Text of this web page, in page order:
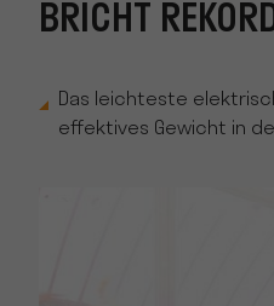
BRICHT
Das leichteste
effektives Gewicht in